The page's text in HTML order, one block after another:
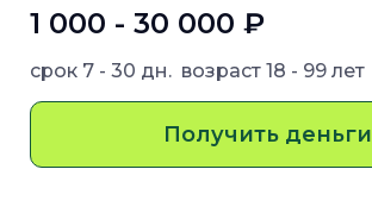
1 000 - 30 000 ₽
срок 7 - 30 дн. возраст 18 - 99 лет
Получить деньги